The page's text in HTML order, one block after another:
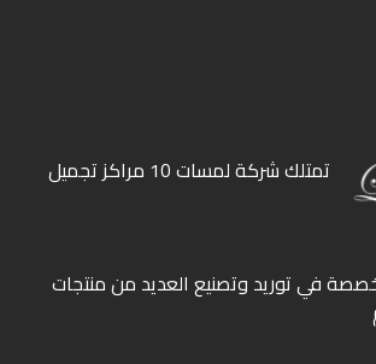
ﺗﻤﺘﻠﻚ ﺷﺮﻛﺔ ﻟﻤﺴﺎت 10 ﻣﺮاﻛﺰ ﺗﺠﻤﻴﻞ
ﻓﻲ ﺗﻮرﻳﺪ وﺗﺼﻨﻴﻊ اﻟﻌﺪﻳﺪ ﻣﻦ ﻣﻨﺘﺠﺎت